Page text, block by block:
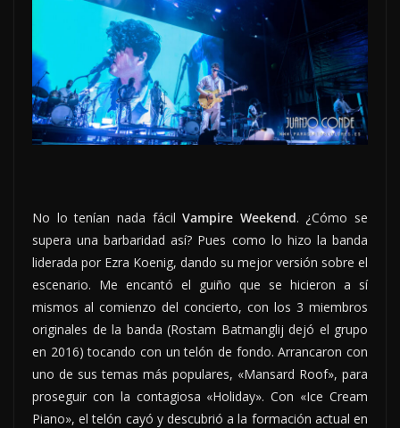
No lo tenían nada fácilVampire Weekend. ¿Cómo se
supera una barbaridad así? Pues como lo hizo la banda
liderada por Ezra Koenig, dando su mejor versión sobre el
escenario. Me encantó el guiño que se hicieron a sí
mismos al comienzo del concierto, con los 3 miembros
originales de la banda (Rostam Batmanglij dejó el grupo
en 2016) tocando con un telón de fondo. Arrancaron con
uno de sus temas más populares, «Mansard Roof», para
proseguir con la contagiosa «Holiday». Con «Ice Cream
Piano», el telón cayó y descubrió a la formación actual en